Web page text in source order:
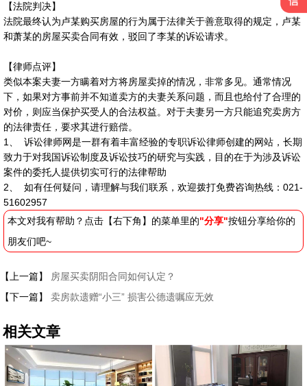
【法院判决】
法院最终认为卢某购买房屋的行为属于法律关于善意取得的规定，卢某
和萧某的房屋买卖合同有效，驳回了李某的诉讼请求。
【律师点评】
类似本案夫妻一方瞒着对方将房屋卖掉的情况，非常多见。通常情况
下，如果对方事前并不知道卖方的夫妻关系问题，而且也给付了合理的
对价，则应当保护买受人的合法权益。对于夫妻另一方只能追究卖房方
的法律责任，要求其进行赔偿。
1、 诉讼律师网是一群有着丰富经验的专职诉讼律师创建的网站，长期
致力于对我国诉讼制度及诉讼技巧的研究与实践，目的在于为涉及诉讼
案件的委托人提供切实可行的法律帮助
2、 如有任何疑问，请理解与我们联系，欢迎拨打免费咨询热线：021-
51602957
本文对我有帮助？点击【右下角】的菜单里的"分享"按钮分享给你的
朋友们吧~
【上一篇】
房屋买卖阴阳合同如何认定？
【下一篇】
卖房款遗赠“小三” 损害公德遗嘱应无效
相关文章